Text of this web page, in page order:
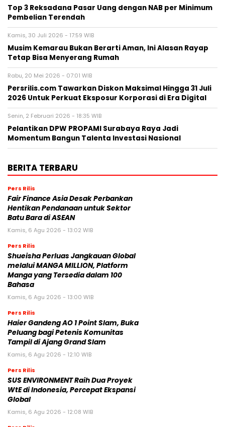
Top 3 Reksadana Pasar Uang dengan NAB per Minimum
Pembelian Terendah
Kamis, 30 Juli 2026 - 17:59 WIB
Musim Kemarau Bukan Berarti Aman, Ini Alasan Rayap
Tetap Bisa Menyerang Rumah
Rabu, 20 Mei 2026 - 07:01 WIB
Persrilis.com Tawarkan Diskon Maksimal Hingga 31 Juli
2026 Untuk Perkuat Eksposur Korporasi di Era Digital
Senin, 2 Februari 2026 - 18:35 WIB
Pelantikan DPW PROPAMI Surabaya Raya Jadi
Momentum Bangun Talenta Investasi Nasional
BERITA TERBARU
Pers Rilis
Fair Finance Asia Desak Perbankan
Hentikan Pendanaan untuk Sektor
Batu Bara di ASEAN
Kamis, 6 Agu 2026 - 13:02 WIB
Pers Rilis
Shueisha Perluas Jangkauan Global
melalui MANGA MILLION, Platform
Manga yang Tersedia dalam 100
Bahasa
Kamis, 6 Agu 2026 - 13:00 WIB
Pers Rilis
Haier Gandeng AO 1 Point Slam, Buka
Peluang bagi Petenis Komunitas
Tampil di Ajang Grand Slam
Kamis, 6 Agu 2026 - 12:10 WIB
Pers Rilis
SUS ENVIRONMENT Raih Dua Proyek
WtE di Indonesia, Percepat Ekspansi
Global
Kamis, 6 Agu 2026 - 12:08 WIB